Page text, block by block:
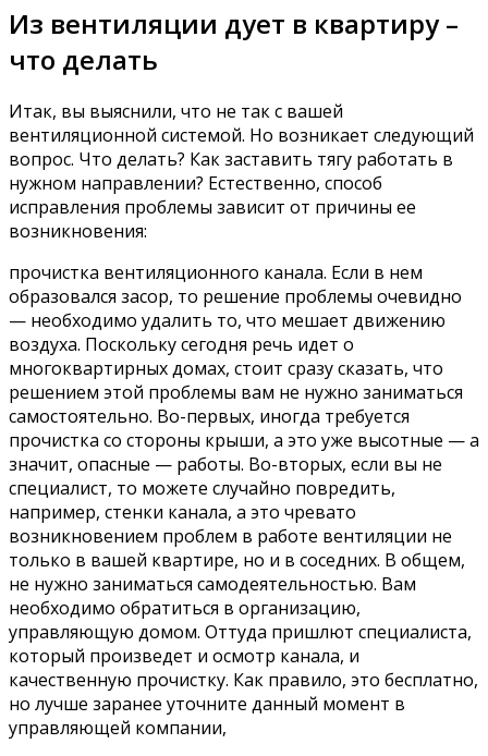
Из вентиляции дует в квартиру –
что делать
Итак, вы выяснили, что не так с вашей
вентиляционной системой. Но возникает следующий
вопрос. Что делать? Как заставить тягу работать в
нужном направлении? Естественно, способ
исправления проблемы зависит от причины ее
возникновения:
прочистка вентиляционного канала. Если в нем
образовался засор, то решение проблемы очевидно
— необходимо удалить то, что мешает движению
воздуха. Поскольку сегодня речь идет о
многоквартирных домах, стоит сразу сказать, что
решением этой проблемы вам не нужно заниматься
самостоятельно. Во-первых, иногда требуется
прочистка со стороны крыши, а это уже высотные — а
значит, опасные — работы. Во-вторых, если вы не
специалист, то можете случайно повредить,
например, стенки канала, а это чревато
возникновением проблем в работе вентиляции не
только в вашей квартире, но и в соседних. В общем,
не нужно заниматься самодеятельностью. Вам
необходимо обратиться в организацию,
управляющую домом. Оттуда пришлют специалиста,
который произведет и осмотр канала, и
качественную прочистку. Как правило, это бесплатно,
но лучше заранее уточните данный момент в
управляющей компании,